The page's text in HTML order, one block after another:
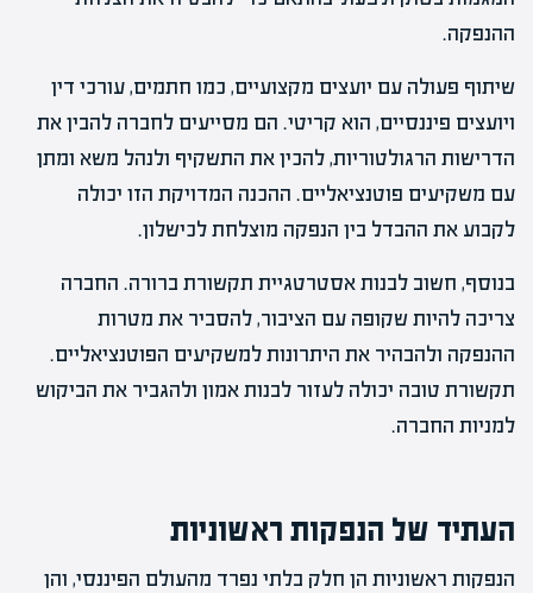
ההנפקה.
שיתוף פעולה עם יועצים מקצועיים, כמו חתמים, עורכי דין
ויועצים פיננסיים, הוא קריטי. הם מסייעים לחברה להבין את
הדרישות הרגולטוריות, להכין את התשקיף ולנהל משא ומתן
עם משקיעים פוטנציאליים. ההכנה המדויקת הזו יכולה
לקבוע את ההבדל בין הנפקה מוצלחת לכישלון.
בנוסף, חשוב לבנות אסטרטגיית תקשורת ברורה. החברה
צריכה להיות שקופה עם הציבור, להסביר את מטרות
ההנפקה ולהבהיר את היתרונות למשקיעים הפוטנציאליים.
תקשורת טובה יכולה לעזור לבנות אמון ולהגביר את הביקוש
למניות החברה.
העתיד של הנפקות ראשוניות
הנפקות ראשוניות הן חלק בלתי נפרד מהעולם הפיננסי, והן